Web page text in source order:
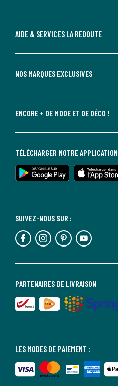
AIDE & SERVICES LA REDOUTE
NOS MARQUES EXCLUSIVES
ENCORE + DE MODE ET DE DÉCO !
LES MODES DE PAIEMENT :
PARTENAIRES DE LIVRAISON
SUIVEZ-NOUS SUR :
TÉLÉCHARGER NOTRE APPLICATION